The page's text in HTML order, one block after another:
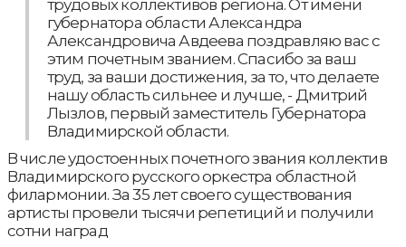
трудовых коллективов региона. От имени
губернатора области Александра
Александровича Авдеева поздравляю вас с
этим почетным званием. Спасибо за ваш
труд, за ваши достижения, за то, что делаете
нашу область сильнее и лучше, - Дмитрий
Лызлов, первый заместитель Губернатора
Владимирской области.
В числе удостоенных почетного звания коллектив
Владимирского русского оркестра областной
филармонии. За 35 лет своего существования
артисты провели тысячи репетиций и получили
сотни наград